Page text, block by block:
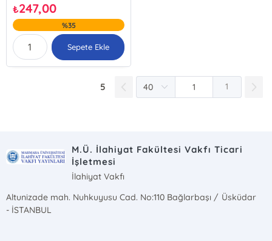
₺247,00
%35
Sepete Ekle
5 1
M.Ü. İlahiyat Fakültesi Vakfı Ticari
İşletmesi
İlahiyat Vakfı
Altunizade mah. Nuhkuyusu Cad. No:110 Bağlarbaşı / Üsküdar
- İSTANBUL